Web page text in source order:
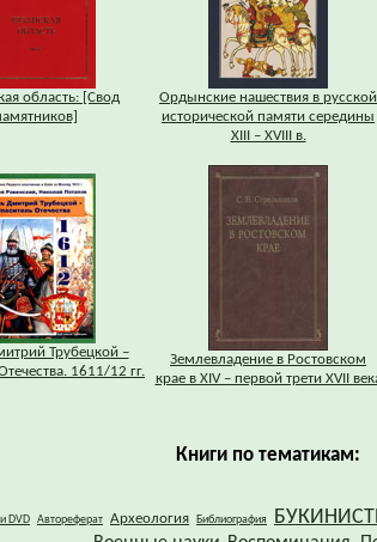
область: [Свод
Ордынские нашествия в русской
исторической памяти середины
XIII – XVIII в.
Трубецкой –
1611/12 гг.
Землевладение в Ростовском
крае в XIV – первой трети XVII
Книги по тематикам:
DVD Автореферат Археология Библиография